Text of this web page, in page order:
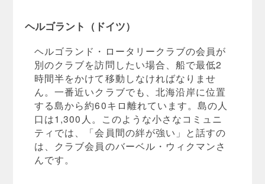
ヘルゴラント（ドイツ）
ヘルゴランド・ロータリークラブの会員が
別のクラブを訪問したい場合、船で最低2
時間半をかけて移動しなければなりませ
ん。一番近いクラブでも、北海沿岸に位置
する島から約60キロ離れています。島の人
口は1,300人。このような小さなコミュニ
ティでは、「会員間の絆が強い」と話すの
は、クラブ会員のバーベル・ウィクマンさ
んです。